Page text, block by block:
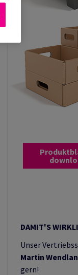
DAMIT'S
Unser
Martin
gern!